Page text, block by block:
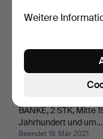
BÄNKE, 2 STK, Mitte
Jahrhundert und um…
Beendet 19. Mär 2021
Weitere